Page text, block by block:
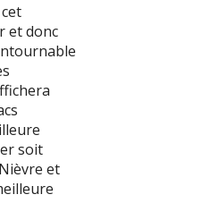
et donc
soit
et